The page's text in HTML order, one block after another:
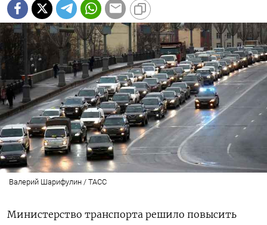
Валерий Шарифулин / ТАСС
Министерство транспорта решило повысить